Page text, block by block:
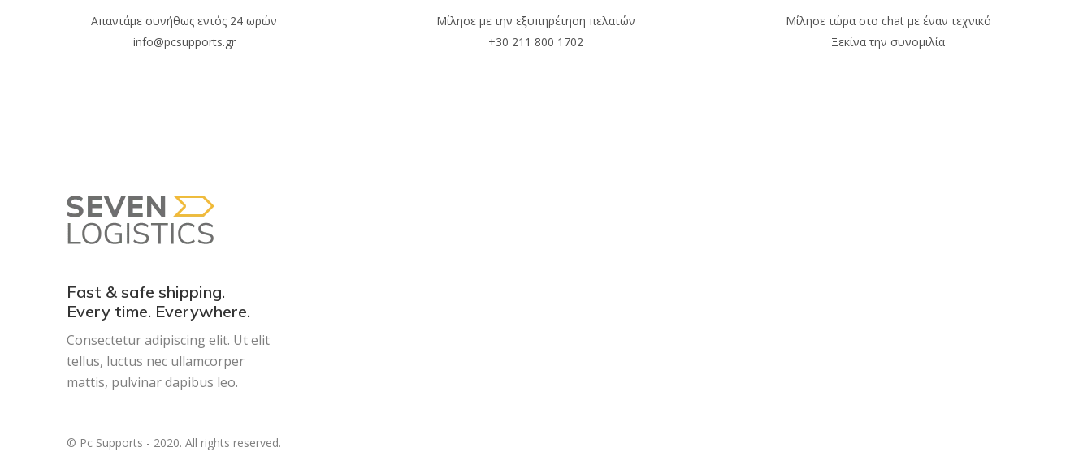
Απαντάμε συνήθως εντός 24 ωρών
info@pcsupports.gr
Μίλησε με την εξυπηρέτηση πελατών
+30 211 800 1702
Μίλησε τώρα στο chat με έναν τεχνικό
Ξεκίνα την συνομιλία
Fast & safe shipping.
Every time. Everywhere.
Consectetur adipiscing elit. Ut elit
tellus, luctus nec ullamcorper
mattis, pulvinar dapibus leo.
© Pc Supports - 2020. All rights reserved.